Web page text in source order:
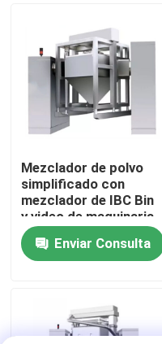
Viaje de la fábrica
Control de calidad
Contacto los E.E.U.U.
Noticias
Pida una cita
Granulador de lecho
Mezclador de polvo
simplificado con
mezclador de IBC Bin
y video de maquinaria
Enviar Consulta